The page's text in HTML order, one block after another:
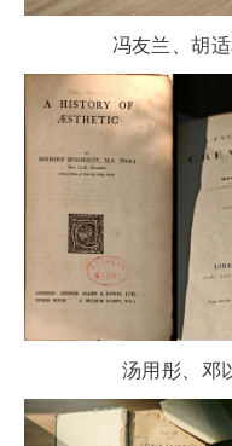
冯友兰、胡
汤用彤、邓